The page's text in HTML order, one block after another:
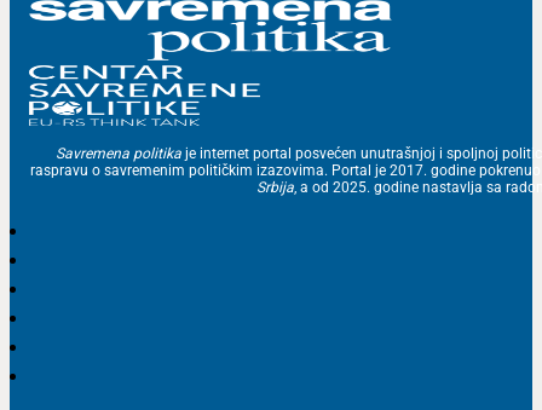
Savremena politika je internet portal posvećen unutrašnjoj i spoljnoj
raspravu o savremenim političkim izazovima. Portal je 2017. godine
Srbija, a od 2025. godine nastavlja sa